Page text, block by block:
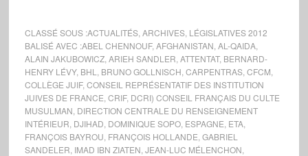
CLASSÉ SOUS :ACTUALITÉS, ARCHIVES, LÉGISLATIVES 2012
BALISÉ AVEC :ABEL CHENNOUF, AFGHANISTAN AL-QAIDA,
ALAIN JAKUBOWICZ, ARIEH SANDLER ATTENTAT, BERNARD-
HENRY LÉVY, BHL BRUNO GOLLNISCH CARPENTRAS, CFCM
COLLÈGE JUIF, CONSEIL REPRÉSENTATIF DES INSTITUTION
JUIVES DE FRANCE CRIF, DCRI) CONSEIL FRANÇAIS DU CULTE
MUSULMAN DIRECTION CENTRALE DU RENSEIGNEMENT
INTÉRIEUR DJIHAD DOMINIQUE SOPO, ESPAGNE ETA,
FRANÇOIS BAYROU FRANÇOIS HOLLANDE GABRIEL
SANDELER IMAD IBN ZIATEN JEAN-LUC MÉLENCHON